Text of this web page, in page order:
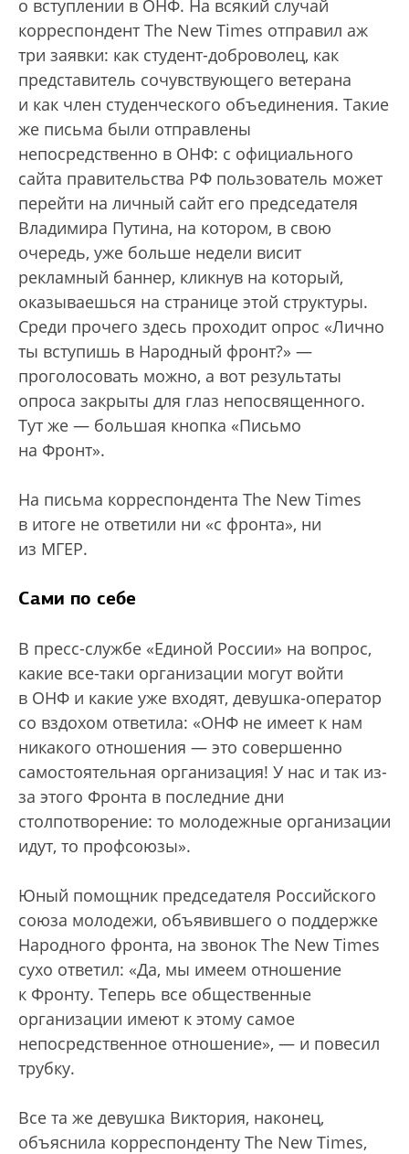
о вступлении в ОНФ. На всякий случай
корреспондент The New Times отправил аж
три заявки: как студент-доброволец, как
представитель сочувствующего ветерана
и как член студенческого объединения. Такие
же письма были отправлены
непосредственно в ОНФ: с официального
сайта правительства РФ пользователь может
перейти на личный сайт его председателя
Владимира Путина, на котором, в свою
очередь, уже больше недели висит
рекламный баннер, кликнув на который,
оказываешься на странице этой структуры.
Среди прочего здесь проходит опрос «Лично
ты вступишь в Народный фронт?» —
проголосовать можно, а вот результаты
опроса закрыты для глаз непосвященного.
Тут же — большая кнопка «Письмо
на Фронт».
На письма корреспондента The New Times
в итоге не ответили ни «с фронта», ни
из МГЕР.
Сами по себе
В пресс-службе «Единой России» на вопрос,
какие все-таки организации могут войти
в ОНФ и какие уже входят, девушка-оператор
со вздохом ответила: «ОНФ не имеет к нам
никакого отношения — это совершенно
самостоятельная организация! У нас и так из-
за этого Фронта в последние дни
столпотворение: то молодежные организации
идут, то профсоюзы».
Юный помощник председателя Российского
союза молодежи, объявившего о поддержке
Народного фронта, на звонок The New Times
сухо ответил: «Да, мы имеем отношение
к Фронту. Теперь все общественные
организации имеют к этому самое
непосредственное отношение», — и повесил
трубку.
Все та же девушка Виктория, наконец,
объяснила корреспонденту The New Times,